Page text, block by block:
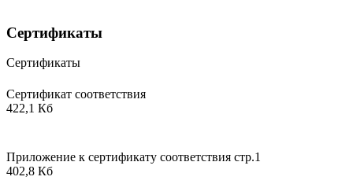
Сертификаты
Сертификаты
Сертификат соответствия
422,1 Кб
Приложение к сертификату соответствия стр.1
402,8 Кб